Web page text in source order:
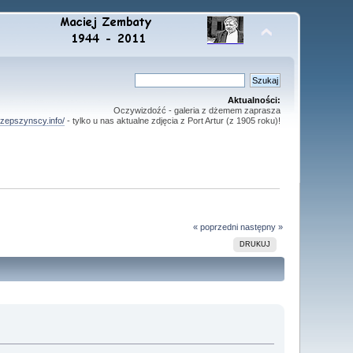
Aktualności:
Oczywizdoźć - galeria z dżemem zaprasza
- tylko u nas aktualne zdjęcia z Port Artur (z 1905 roku)!
« poprzedni następny »
DRUKUJ